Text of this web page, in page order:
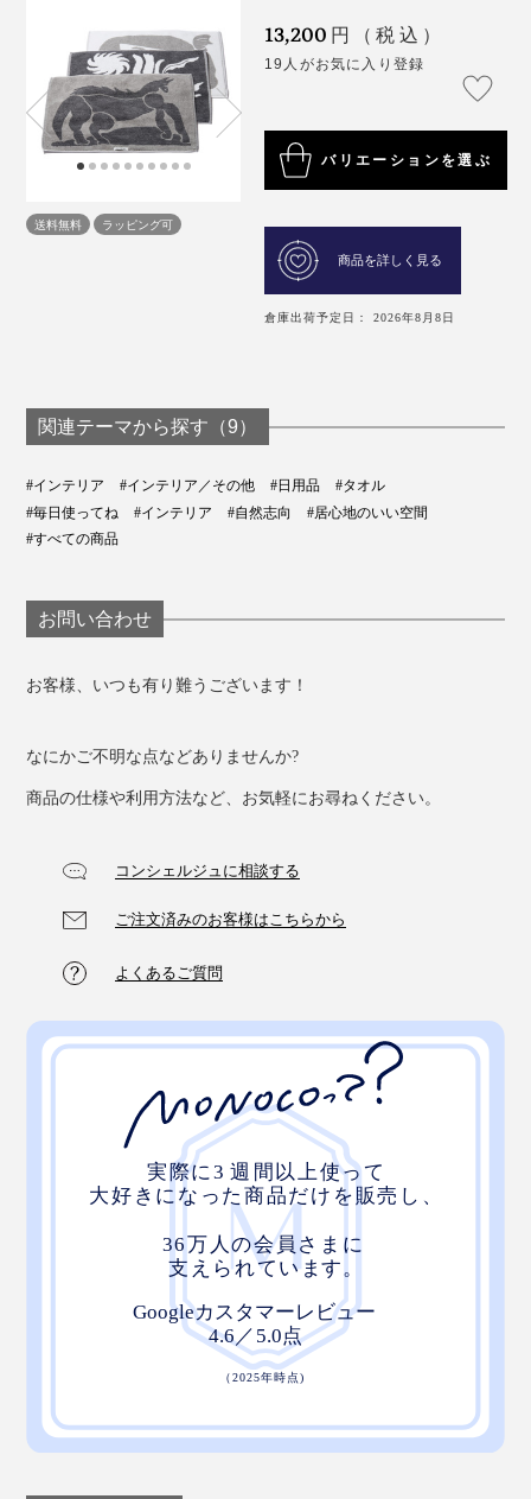
送料無料 ラッピング可
13,200 円（税込）
19人がお気に入り登録
バリエーションを選ぶ
商品を詳しく見る
倉庫出荷予定日： 2026年8月8日
関連テーマから探す（9）
#インテリア #インテリア／その他 #日用品
#タオル
#毎日使ってね
#インテリア #自然志向
#居心地のいい空間
#すべての商品
お問い合わせ
お客様、いつも有り難うございます！
なにかご不明な点などありませんか?
商品の仕様や利用方法など、お気軽にお尋ねください。
コンシェルジュに相談する
ご注文済みのお客様はこちらから
よくあるご質問